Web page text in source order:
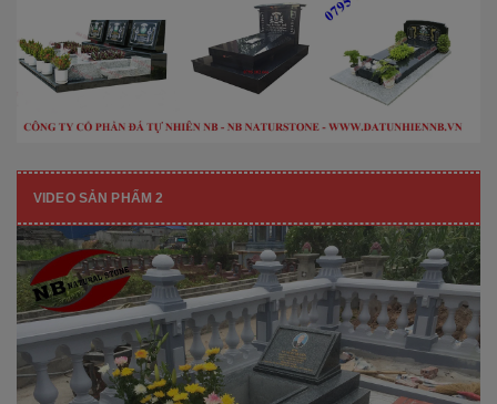
VIDEO SẢN PHẨM 2